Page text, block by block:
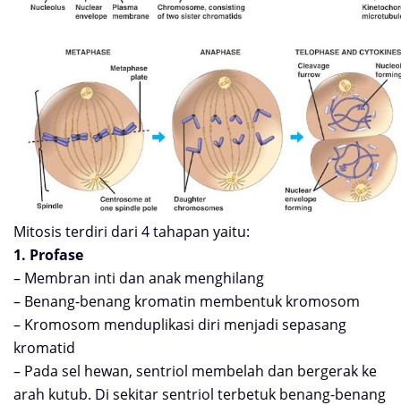
Mitosis terdiri dari 4 tahapan yaitu:
1. Profase
– Membran inti dan anak menghilang
– Benang-benang kromatin membentuk kromosom
– Kromosom menduplikasi diri menjadi sepasang
kromatid
– Pada sel hewan, sentriol membelah dan bergerak ke
arah kutub. Di sekitar sentriol terbetuk benang-benang